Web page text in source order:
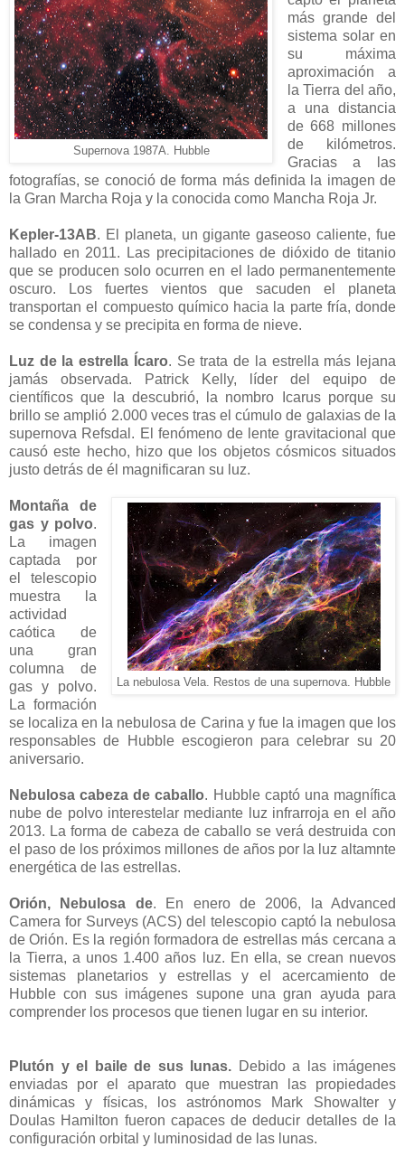
Supernova 1987A. Hubble
más grande del
sistema solar en
su máxima
aproximación a
la Tierra del año,
a una distancia
de 668 millones
de kilómetros.
Gracias a las
fotografías, se conoció de forma más definida la imagen de
la Gran Marcha Roja y la conocida como Mancha Roja Jr.
Kepler-13AB. El planeta, un gigante gaseoso caliente, fue
hallado en 2011. Las precipitaciones de dióxido de titanio
que se producen solo ocurren en el lado permanentemente
oscuro. Los fuertes vientos que sacuden el planeta
transportan el compuesto químico hacia la parte fría, donde
se condensa y se precipita en forma de nieve.
Luz de la estrella Ícaro. Se trata de la estrella más lejana
jamás observada. Patrick Kelly, líder del equipo de
científicos que la descubrió, la nombro Icarus porque su
brillo se amplió 2.000 veces tras el cúmulo de galaxias de la
supernova Refsdal. El fenómeno de lente gravitacional que
causó este hecho, hizo que los objetos cósmicos situados
justo detrás de él magnificaran su luz.
La nebulosa Vela. Restos de una supernova. Hubble
Montaña de
gas y polvo.
La imagen
captada por
el telescopio
muestra la
actividad
caótica de
una gran
columna de
gas y polvo.
La formación
se localiza en la nebulosa de Carina y fue la imagen que los
responsables de Hubble escogieron para celebrar su 20
aniversario.
Nebulosa cabeza de caballo. Hubble captó una magnífica
nube de polvo interestelar mediante luz infrarroja en el año
2013. La forma de cabeza de caballo se verá destruida con
el paso de los próximos millones de años por la luz altamnte
energética de las estrellas.
Orión, Nebulosa de. En enero de 2006, la Advanced
Camera for Surveys (ACS) del telescopio captó la nebulosa
de Orión. Es la región formadora de estrellas más cercana a
la Tierra, a unos 1.400 años luz. En ella, se crean nuevos
sistemas planetarios y estrellas y el acercamiento de
Hubble con sus imágenes supone una gran ayuda para
comprender los procesos que tienen lugar en su interior.
Plutón y el baile de sus lunas. Debido a las imágenes
enviadas por el aparato que muestran las propiedades
dinámicas y físicas, los astrónomos Mark Showalter y
Doulas Hamilton fueron capaces de deducir detalles de la
configuración orbital y luminosidad de las lunas.